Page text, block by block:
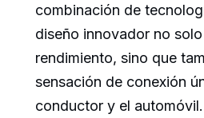
combinación de
diseño innovador no
rendimiento, sino que
sensación de conexión
conductor y el